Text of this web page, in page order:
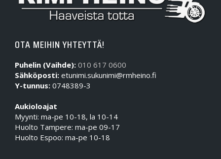
OTA MEIHIN YHTEYTTÄ!
Puhelin (Vaihde): 010 617 0600
Sähköposti: etunimi.sukunimi@rmheino.fi
Y-tunnus: 0748389-3
Aukioloajat
Myynti: ma-pe 10-18, la 10-14
Huolto Tampere: ma-pe 09-17
Huolto Espoo: ma-pe 10-18